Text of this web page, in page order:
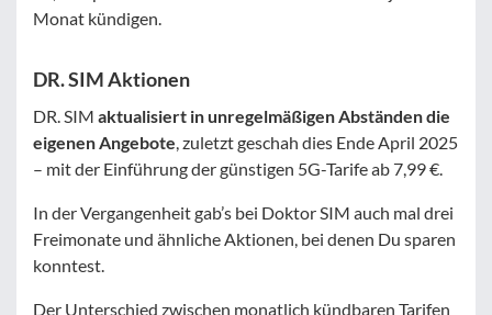
Monat kündigen.
DR. SIM Aktionen
DR. SIM aktualisiert in unregelmäßigen Abständen die
eigenen Angebote , zuletzt geschah dies Ende April 2025
– mit der Einführung der günstigen 5G-Tarife ab 7,99 €.
In der Vergangenheit gab’s bei Doktor SIM auch mal drei
Freimonate und ähnliche Aktionen, bei denen Du sparen
konntest.
Der Unterschied zwischen monatlich kündbaren Tarifen